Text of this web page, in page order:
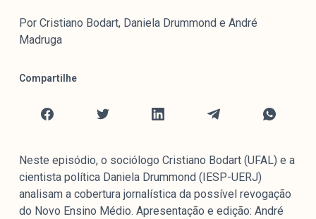
Mediómetro
Política Externa Brasileira
Entrevistas M
Institucional
Nossa História
Missão
Metodologia
Por Cristiano Bodart, Daniela Drummond e André
Madruga
Compartilhe
Neste episódio, o sociólogo Cristiano Bodart (UFAL) e a
cientista política Daniela Drummond (IESP-UERJ)
analisam a cobertura jornalística da possível revogação
do Novo Ensino Médio. Apresentação e edição: André